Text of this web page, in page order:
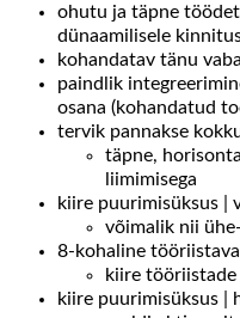
ohutu ja täpne
dünaamilisele
kohandatav tänu
paindlik
osana (kohandatud
tervik pannakse
täpne,
liimimisega
kiire puurimisüksus |
võimalik nii
8-kohaline
kiire
kiire puurimisüksus |